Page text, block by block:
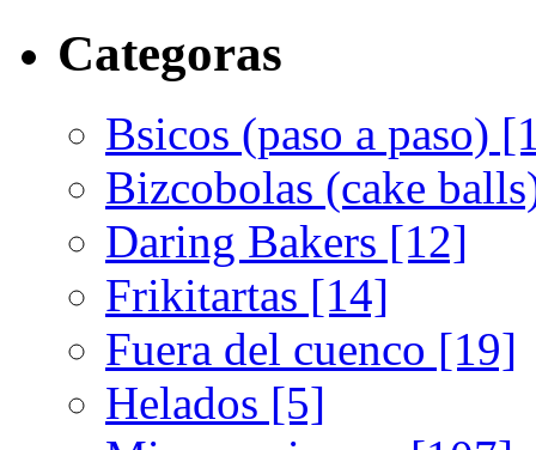
Categoras
Bsicos (paso a paso)
Bizcobolas (cake
Daring Bakers [12]
Frikitartas [14]
Fuera del cuenco [19]
Helados [5]